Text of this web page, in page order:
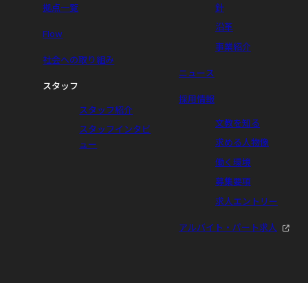
拠点一覧
Flow
社会への取り組み
スタッフ
スタッフ紹介
スタッフインタビ
ュー
針
沿革
事業紹介
ニュース
採用情報
文教を知る
求める人物像
働く環境
募集要項
求人エントリー
アルバイト・パート求人